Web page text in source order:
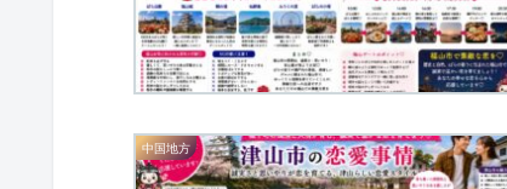
中国地方